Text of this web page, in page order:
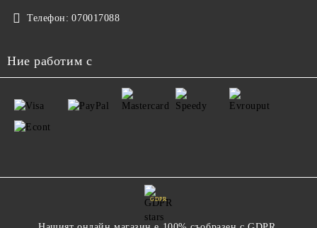
Телефон: 070017088
Ние работим с
GDPR